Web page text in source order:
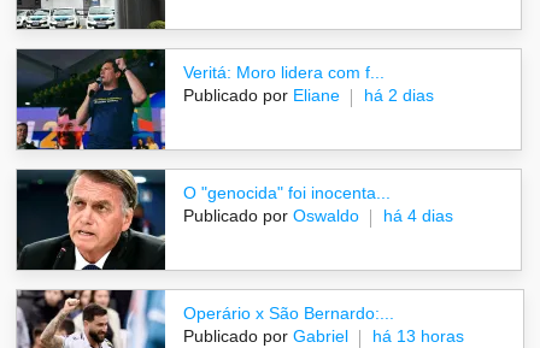
Veritá: Moro lidera com f...
Publicado por Eliane há 2 dias
O "genocida" foi inocenta...
Publicado por Oswaldo há 4 dias
Operário x São Bernardo:...
Publicado por Gabriel há 13 horas